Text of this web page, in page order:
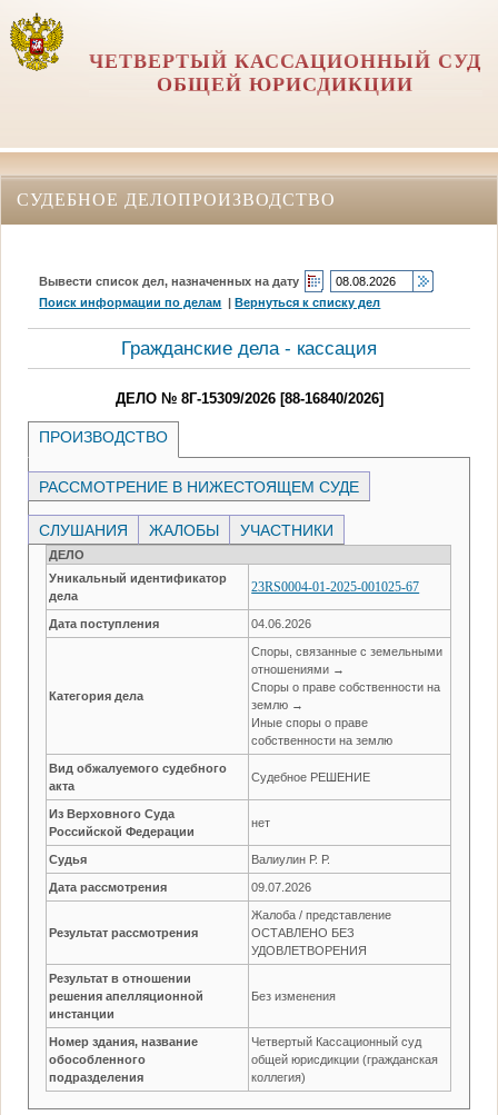
ЧЕТВЕРТЫЙ КАССАЦИОННЫЙ СУД
ОБЩЕЙ ЮРИСДИКЦИИ
СУДЕБНОЕ ДЕЛОПРОИЗВОДСТВО
Вывести список дел, назначенных на дату
Поиск информации по делам |Вернуться к списку дел
Гражданские дела - кассация
ДЕЛО № 8Г-15309/2026 [88-16840/2026]
ПРОИЗВОДСТВО
РАССМОТРЕНИЕ В НИЖЕСТОЯЩЕМ СУДЕ
СЛУШАНИЯ ЖАЛОБЫ УЧАСТНИКИ
ДЕЛО
Уникальный идентификатор
дела
23RS0004-01-2025-001025-67
Дата поступления 04.06.2026
Категория дела
Споры, связанные с земельными
отношениями →
Споры о праве собственности на
землю →
Иные споры о праве
собственности на землю
Вид обжалуемого судебного
акта
Судебное РЕШЕНИЕ
Из Верховного Суда
Российской Федерации
нет
Судья Валиулин Р. Р.
Дата рассмотрения 09.07.2026
Результат рассмотрения
Жалоба / представление
ОСТАВЛЕНО БЕЗ
УДОВЛЕТВОРЕНИЯ
Результат в отношении
решения апелляционной
инстанции
Без изменения
Номер здания, название
обособленного
подразделения
Четвертый Кассационный суд
общей юрисдикции (гражданская
коллегия)